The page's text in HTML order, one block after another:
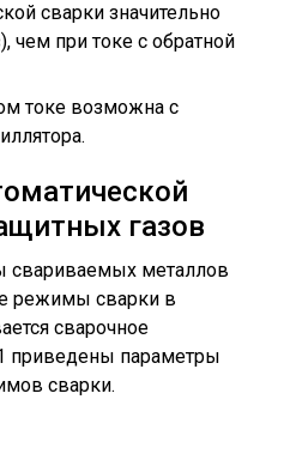
сварки значительно
чем при токе с обратной
токе возможна с
газов
свариваемых металлов
режимы сварки в
сварочное
приведены параметры
сварки.